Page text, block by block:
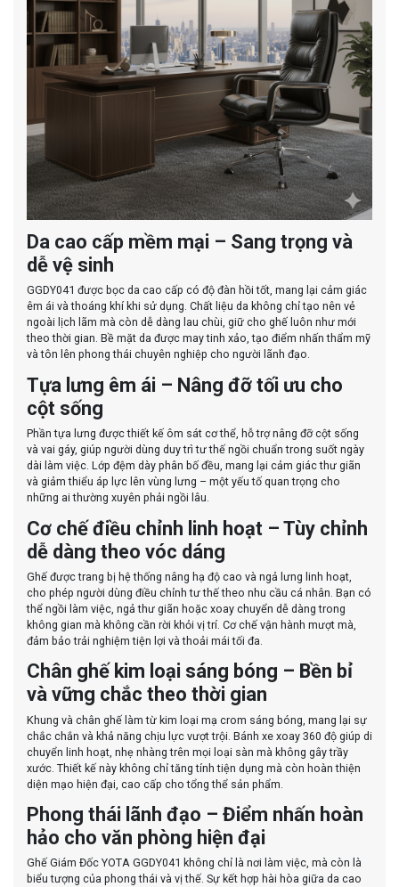
Da cao cấp mềm mại – Sang trọng và
dễ vệ sinh
GGDY041 được bọc da cao cấp có độ đàn hồi tốt, mang lại cảm giác
êm ái và thoáng khí khi sử dụng. Chất liệu da không chỉ tạo nên vẻ
ngoài lịch lãm mà còn dễ dàng lau chùi, giữ cho ghế luôn như mới
theo thời gian. Bề mặt da được may tinh xảo, tạo điểm nhấn thẩm mỹ
và tôn lên phong thái chuyên nghiệp cho người lãnh đạo.
Tựa lưng êm ái – Nâng đỡ tối ưu cho
cột sống
Phần tựa lưng được thiết kế ôm sát cơ thể, hỗ trợ nâng đỡ cột sống
và vai gáy, giúp người dùng duy trì tư thế ngồi chuẩn trong suốt ngày
dài làm việc. Lớp đệm dày phân bố đều, mang lại cảm giác thư giãn
và giảm thiểu áp lực lên vùng lưng – một yếu tố quan trọng cho
những ai thường xuyên phải ngồi lâu.
Cơ chế điều chỉnh linh hoạt – Tùy chỉnh
dễ dàng theo vóc dáng
Ghế được trang bị hệ thống nâng hạ độ cao và ngả lưng linh hoạt,
cho phép người dùng điều chỉnh tư thế theo nhu cầu cá nhân. Bạn có
thể ngồi làm việc, ngả thư giãn hoặc xoay chuyển dễ dàng trong
không gian mà không cần rời khỏi vị trí. Cơ chế vận hành mượt mà,
đảm bảo trải nghiệm tiện lợi và thoải mái tối đa.
Chân ghế kim loại sáng bóng – Bền bỉ
và vững chắc theo thời gian
Khung và chân ghế làm từ kim loại mạ crom sáng bóng, mang lại sự
chắc chắn và khả năng chịu lực vượt trội. Bánh xe xoay 360 độ giúp di
chuyển linh hoạt, nhẹ nhàng trên mọi loại sàn mà không gây trầy
xước. Thiết kế này không chỉ tăng tính tiện dụng mà còn hoàn thiện
diện mạo hiện đại, cao cấp cho tổng thể sản phẩm.
Phong thái lãnh đạo – Điểm nhấn hoàn
hảo cho văn phòng hiện đại
Ghế Giám Đốc YOTA GGDY041 không chỉ là nơi làm việc, mà còn là
biểu tượng của phong thái và vị thế. Sự kết hợp hài hòa giữa da cao